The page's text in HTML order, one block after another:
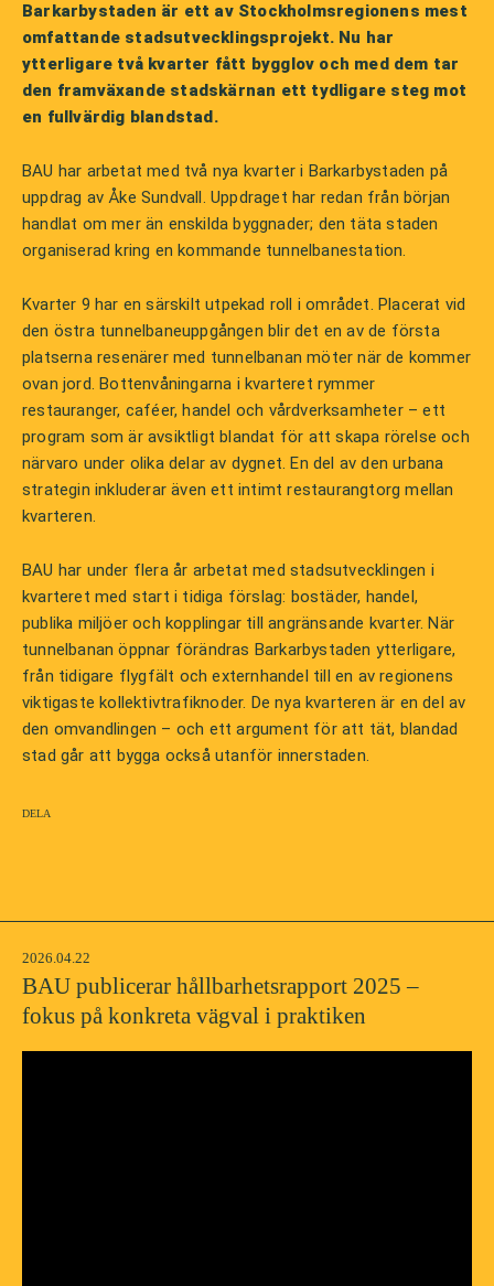
Barkarbystaden är ett av Stockholmsregionens mest
omfattande stadsutvecklingsprojekt. Nu har
ytterligare två kvarter fått bygglov och med dem tar
den framväxande stadskärnan ett tydligare steg mot
en fullvärdig blandstad.
BAU har arbetat med två nya kvarter i Barkarbystaden på
uppdrag av Åke Sundvall. Uppdraget har redan från början
handlat om mer än enskilda byggnader; den täta staden
organiserad kring en kommande tunnelbanestation.
Kvarter 9 har en särskilt utpekad roll i området. Placerat vid
den östra tunnelbaneuppgången blir det en av de första
platserna resenärer med tunnelbanan möter när de kommer
ovan jord. Bottenvåningarna i kvarteret rymmer
restauranger, caféer, handel och vårdverksamheter – ett
program som är avsiktligt blandat för att skapa rörelse och
närvaro under olika delar av dygnet. En del av den urbana
strategin inkluderar även ett intimt restaurangtorg mellan
kvarteren.
BAU har under flera år arbetat med stadsutvecklingen i
kvarteret med start i tidiga förslag: bostäder, handel,
publika miljöer och kopplingar till angränsande kvarter. När
tunnelbanan öppnar förändras Barkarbystaden ytterligare,
från tidigare flygfält och externhandel till en av regionens
viktigaste kollektivtrafiknoder. De nya kvarteren är en del av
den omvandlingen – och ett argument för att tät, blandad
stad går att bygga också utanför innerstaden.
2026.04.22
BAU publicerar hållbarhetsrapport 2025 –
fokus på konkreta vägval i praktiken